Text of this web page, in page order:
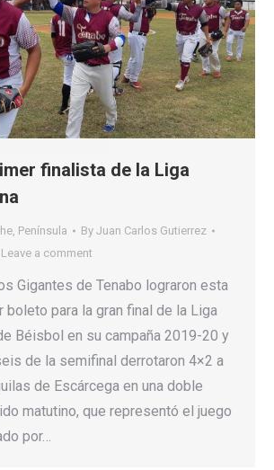
finalista de la Liga
, Península By Juan Carlos Gutierrez
Leave a comment
Gigantes de Tenabo lograron esta
boleto para la gran final de la Liga
Béisbol en su campaña 2019-20 y
de la semifinal derrotaron 4×2 a
de Escárcega en una doble
matutino, que representó el juego
por…